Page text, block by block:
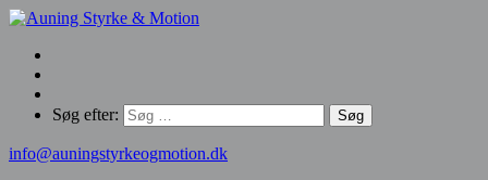
Søg efter:
info@auningstyrkeogmotion.dk